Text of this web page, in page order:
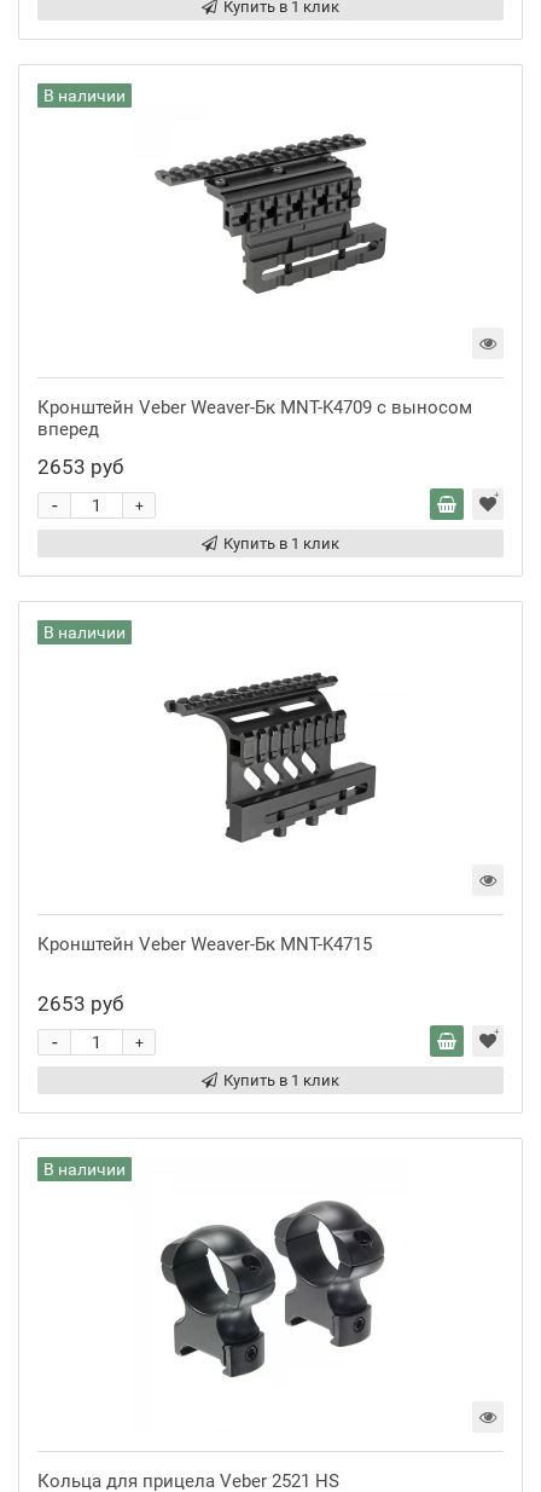
Купить в 1 клик
В наличии
Кронштейн Veber Weaver-Бк MNT-K4709 с выносом
вперед
2653 руб
+
-
Купить в 1 клик
В наличии
Кронштейн Veber Weaver-Бк MNT-K4715
2653 руб
+
-
Купить в 1 клик
В наличии
Кольца для прицела Veber 2521 HS